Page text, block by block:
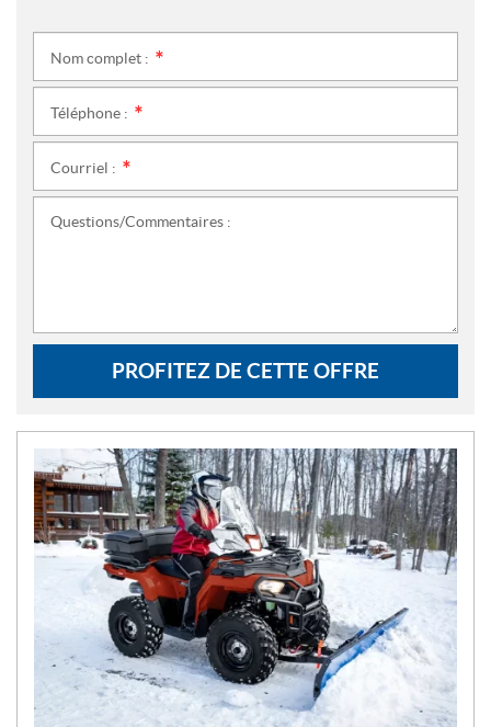
Nom complet :
Téléphone :
Courriel :
Questions/Commentaires :
PROFITEZ DE CETTE OFFRE
N
O
U
V
E
E